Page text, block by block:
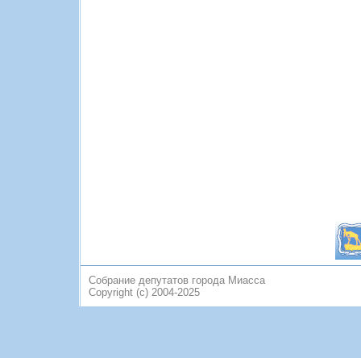
Собрание депутатов города Миасса
Copyright (c) 2004-2025